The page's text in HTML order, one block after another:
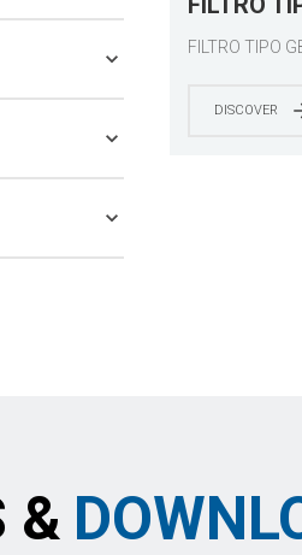
FILTRO TIPO
DISCOVER
&